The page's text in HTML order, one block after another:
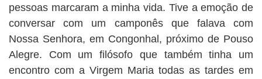
pessoas marcaram a minha vida. Tive a emoção de
conversar com um camponês que falava com
Nossa Senhora, em Congonhal, próximo de Pouso
Alegre. Com um filósofo que também tinha um
encontro com a Virgem Maria todas as tardes em